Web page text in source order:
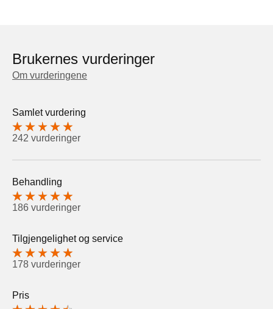
Brukernes vurderinger
Om vurderingene
Samlet vurdering
242 vurderinger
Behandling
186 vurderinger
Tilgjengelighet og service
178 vurderinger
Pris